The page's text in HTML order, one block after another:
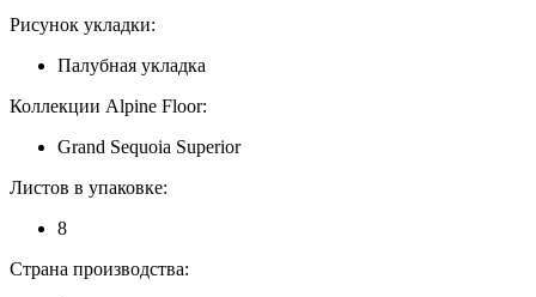
Рисунок укладки:
Палубная укладка
Коллекции Alpine Floor:
Grand Sequoia Superior
Листов в упаковке:
8
Страна производства: